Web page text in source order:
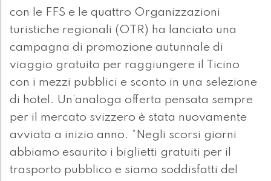
con le FFS e le quattro Organizzazioni
turistiche regionali (OTR) ha lanciato una
campagna di promozione autunnale di
viaggio gratuito per raggiungere il Ticino
con i mezzi pubblici e sconto in una selezione
di hotel. Un’analoga offerta pensata sempre
per il mercato svizzero è stata nuovamente
avviata a inizio anno. “Negli scorsi giorni
abbiamo esaurito i biglietti gratuiti per il
trasporto pubblico e siamo soddisfatti del